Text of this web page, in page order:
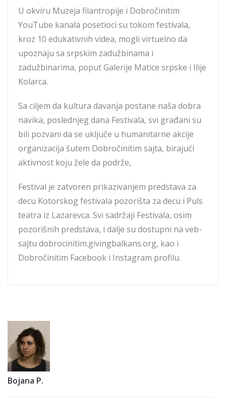
U okviru Muzeja filantropije i Dobročinitim
YouTube kanala posetioci su tokom festivala,
kroz 10 edukativnih videa, mogli virtuelno da
upoznaju sa srpskim zadužbinama i
zadužbinarima, poput Galerije Matice srpske i Ilije
Kolarca.
Sa ciljem da kultura davanja postane naša dobra
navika, poslednjeg dana Festivala, svi građani su
bili pozvani da se uključe u humanitarne akcije
organizacija šutem Dobročinitim sajta, birajući
aktivnost koju žele da podrže,
Festival je zatvoren prikazivanjem predstava za
decu Kotorskog festivala pozorišta za decu i Puls
teatra iz Lazarevca. Svi sadržaji Festivala, osim
pozorišnih predstava, i dalje su dostupni na veb-
sajtu dobrocinitim.givingbalkans.org, kao i
Dobročinitim Facebook i Instagram profilu.
Bojana P.